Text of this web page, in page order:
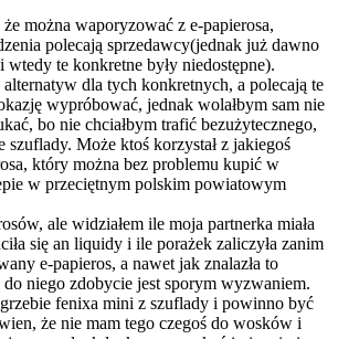
można waporyzować z e-papierosa,
polecają sprzedawcy(jednak już dawno
wtedy te konkretne były niedostępne).
dla tych konkretnych, a polecają te
wypróbować, jednak wolałbym sam nie
bo nie chciałbym trafić bezużytecznego,
szuflady. Może ktoś korzystał z jakiegoś
który można bez problemu kupić w
w przeciętnym polskim powiatowym
ale widziałem ile moja partnerka miała
się an liquidy i ile porażek zaliczyła zanim
e-papieros, a nawet jak znalazła to
do niego zdobycie jest sporym wyzwaniem.
fenixa mini z szuflady i powinno być
że nie mam tego czegoś do wosków i